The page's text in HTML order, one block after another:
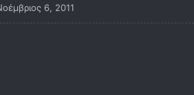
6, 2011